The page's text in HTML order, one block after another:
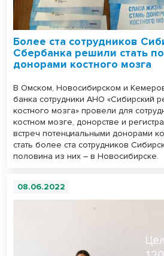
Более ста сотрудников
Сбербанка решили стать
донорами костного мозга
В Омском, Новосибирском и
банка сотрудники АНО «Сибирский
костного мозга» провели для
костном мозге, донорстве и
встреч потенциальными донорами
стать более ста сотрудников
половина из них – в Новосибирске.
08.06.2022